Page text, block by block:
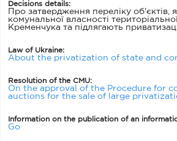
Decisions details:
Про затвердження переліку об'єктів,
комунальної власності
Кременчука та підлягають
Law of Ukraine:
About the privatization of state and
Resolution of the CMU:
On the approval of the Procedure for
auctions for the sale of large
Information on the publication of an
Go